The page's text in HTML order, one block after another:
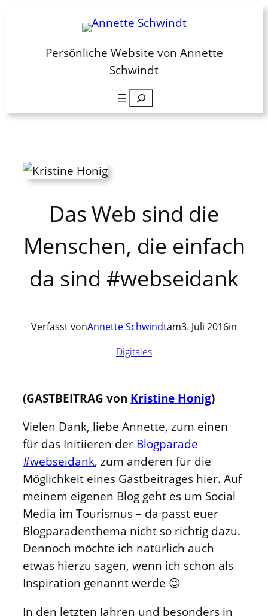
springenPersönliche Website von Annette
Schwindt
Suchen
Das Web sind die
Menschen, die einfach
da sind #webseidank
Verfasst vonAnnette Schwindtam3. Juli 2016in
Digitales
(GASTBEITRAG von Kristine Honig)
Vielen Dank, liebe Annette, zum einen
für das Initiieren der Blogparade
#webseidank, zum anderen für die
Möglichkeit eines Gastbeitrages hier. Auf
meinem eigenen Blog geht es um Social
Media im Tourismus – da passt euer
Blogparadenthema nicht so richtig dazu.
Dennoch möchte ich natürlich auch
etwas hierzu sagen, wenn ich schon als
Inspiration genannt werde 😉
In den letzten Jahren und besonders in